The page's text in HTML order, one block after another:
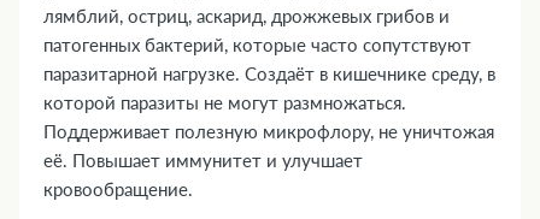
лямблий, остриц, аскарид, дрожжевых грибов и
патогенных бактерий, которые часто сопутствуют
паразитарной нагрузке. Создаёт в кишечнике среду, в
которой паразиты не могут размножаться.
Поддерживает полезную микрофлору, не уничтожая
её. Повышает иммунитет и улучшает
кровообращение.